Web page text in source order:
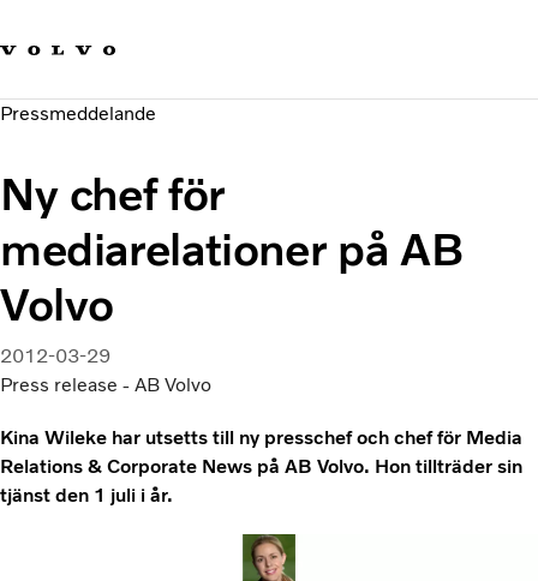
Hållbara transporter
Investerare
Pressmeddelande
Ny chef för
mediarelationer på AB
Volvo
2012-03-29
Press release - AB Volvo
Kina Wileke har utsetts till ny presschef och chef för Media
Relations & Corporate News på AB Volvo. Hon tillträder sin
tjänst den 1 juli i år.